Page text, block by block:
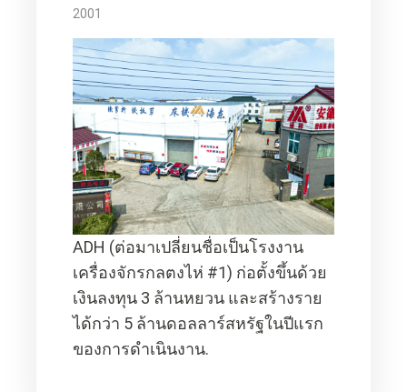
2001
ADH (ต่อมาเปลี่ยนชื่อเป็นโรงงาน
เครื่องจักรกลตงไห่ #1) ก่อตั้งขึ้นด้วย
เงินลงทุน 3 ล้านหยวน และสร้างราย
ได้กว่า 5 ล้านดอลลาร์สหรัฐในปีแรก
ของการดำเนินงาน.